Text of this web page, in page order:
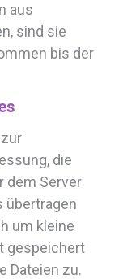
aus
sind sie
bis der
die
dem Server
übertragen
um kleine
gespeichert
Dateien zu.